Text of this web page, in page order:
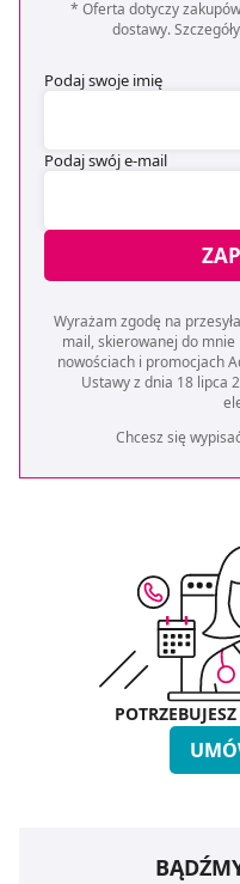
* Oferta dotyczy
dostawy.
Podaj swoje imię
Podaj swój e-mail
Wyrażam zgodę na
mail, skierowanej do
nowościach i promocjach
Ustawy z dnia 18 lipca
Chcesz się